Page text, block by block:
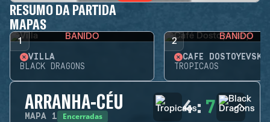
RESUMO DA PARTIDA
MAPAS
1 BANIDO
VILLA
BLACK DRAGONS
2 BANIDO
CAFÉ DOSTOYEVSKY
TROPICAOS
ARRANHA-CÉU
MAPA 1 Encerradas 4: 7